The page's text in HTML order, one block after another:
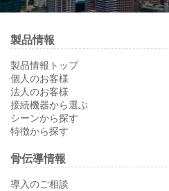
製品情報
製品情報トップ
個人のお客様
法人のお客様
接続機器から選ぶ
シーンから探す
特徴から探す
骨伝導情報
導入のご相談